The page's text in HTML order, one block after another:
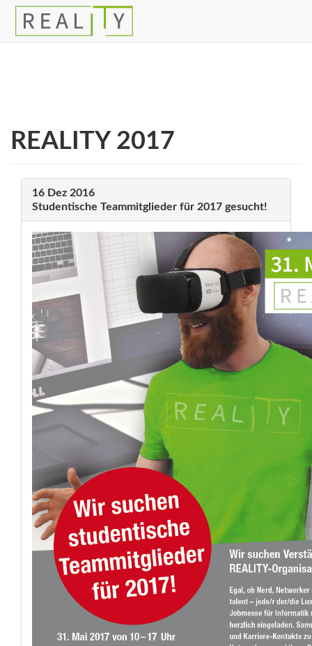
REALITY 2017
16 Dez 2016
Studentische Teammitglieder für 2017 gesucht!